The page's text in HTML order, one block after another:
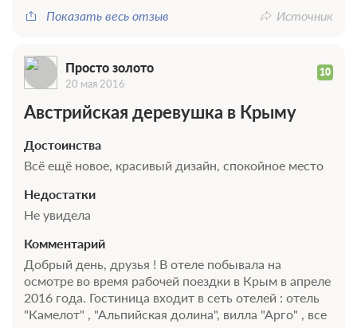
Показать весь отзыв
Источник
Просто золото 10
20 мая 2016
Австрийская деревушка в Крыму
Достоинства
Всё ещё новое, красивый дизайн, спокойное место
Недостатки
Не увидела
Комментарий
Добрый день, друзья ! В отеле побывала на
осмотре во время рабочей поездки в Крым в апреле
2016 года. Гостиница входит в сеть отелей : отель
"Камелот" , "Альпийская долина", вилла "Арго" , все